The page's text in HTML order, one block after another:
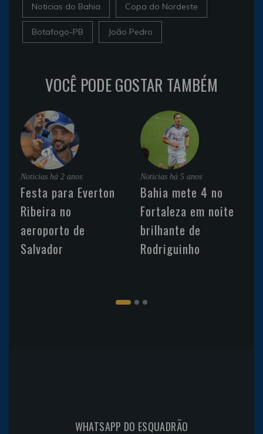
Noticias do Bahia Copa do Nordeste
Botafogo-PB João Pedro
VOCÊ PODE GOSTAR TAMBÉM
Noticias há 2 anos
Festa para Everton
Ribeira no
aeroporto de
Salvador
Noticias há 5 anos
Bahia mete 4 no
Fortaleza em noite
brilhante de
Rodriguinho
WHATSAPP DO ESQUADRÃO